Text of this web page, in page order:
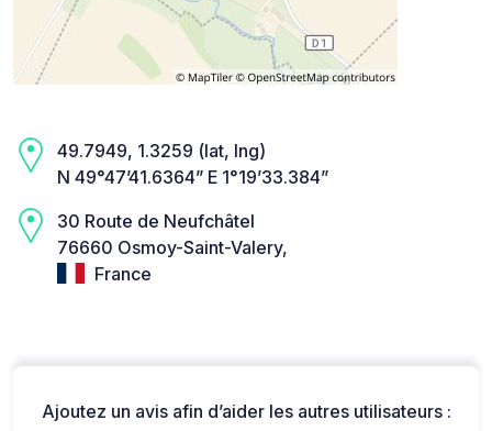
49.7949, 1.3259 (lat, lng)
N 49°47’41.6364” E 1°19’33.384”
30 Route de Neufchâtel
76660 Osmoy-Saint-Valery,
France
Ajoutez un avis afin d’aider les autres utilisateurs :